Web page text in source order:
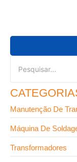
Manutenção De
Máquina De
Transformadores